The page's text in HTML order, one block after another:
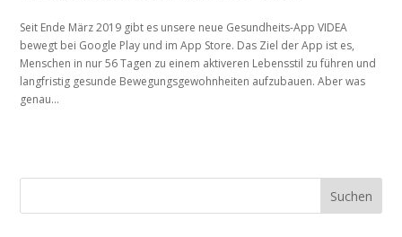
Seit Ende März 2019 gibt es unsere neue Gesundheits-App VIDEA
bewegt bei Google Play und im App Store. Das Ziel der App ist es,
Menschen in nur 56 Tagen zu einem aktiveren Lebensstil zu führen und
langfristig gesunde Bewegungsgewohnheiten aufzubauen. Aber was
genau...